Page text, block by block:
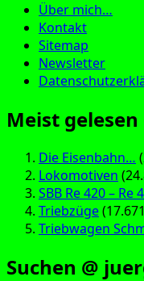
Über mich…
Kontakt
Sitemap
Newsletter
Meist gelesen
Die Eisenbahn…
Lokomotiven
SBB Re 420 – Re
Triebzüge
Triebwagen
Suchen @